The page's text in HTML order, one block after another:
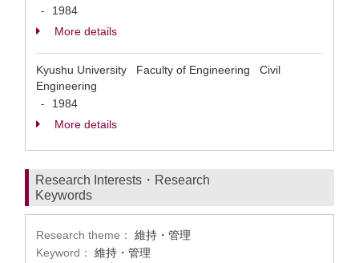
-
1984
More details
Kyushu University Faculty of Engineering Civil
Engineering
-
1984
More details
Research Interests・Research
Keywords
Research theme：
維持・管理
Keyword：
維持・管理